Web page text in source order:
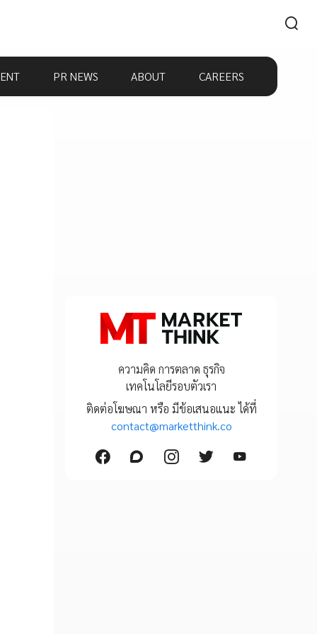
PR NEWS ABOUT CAREERS
ความคิด การตลาด ธุรกิจ
เทคโนโลยีรอบตัวเรา
ติดต่อโฆษณา หรือ มีข้อเสนอแนะ ได้ที่
contact@marketthink.co